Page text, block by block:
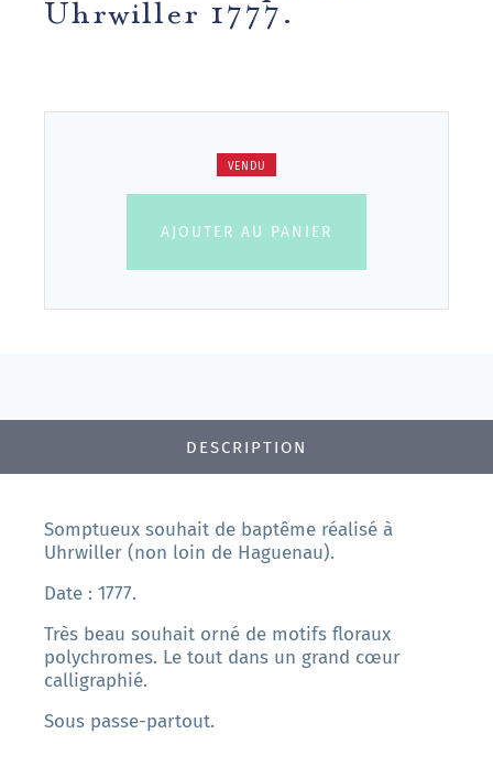
Uhrwiller 1777.
VENDU
AJOUTER AU PANIER
DESCRIPTION
Somptueux souhait de baptême réalisé à
Uhrwiller (non loin de Haguenau).
Date : 1777.
Très beau souhait orné de motifs floraux
polychromes. Le tout dans un grand cœur
calligraphié.
Sous passe-partout.